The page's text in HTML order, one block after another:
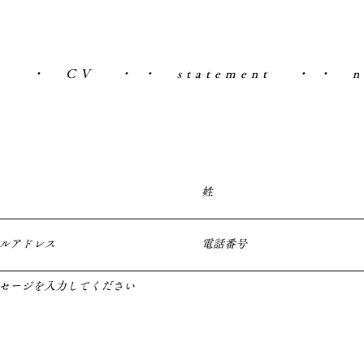
・ CV ・ ・ statement ・ ・